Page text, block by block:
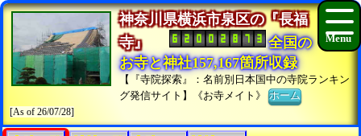
神奈川県横浜市泉区の『長福
寺』
全国の
お寺と神社157,167箇所収録
【『寺院探索』：名前別日本国中の寺院ランキン
グ発信サイト】《お寺メイト》ホーム
[As of 26/07/28]